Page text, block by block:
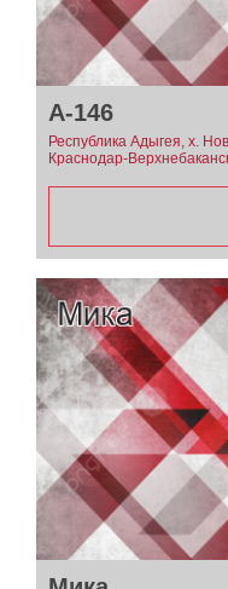
А-146
Республика Адыгея, х.
Краснодар-